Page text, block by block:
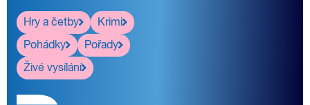
Hry a četby
Krimi
Pohádky
Pořady
Živé vysílání